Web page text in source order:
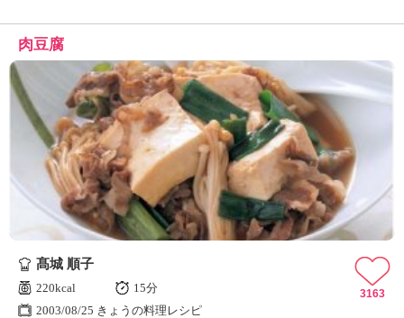
肉豆腐
髙城 順子
220kcal
15分
2003/08/25 きょうの料理レシピ
3163